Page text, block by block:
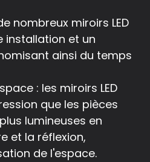
nombreux miroirs LED
installation et un
ainsi du temps
: les miroirs LED
que les pièces
lumineuses en
et la réflexion,
de l'espace.